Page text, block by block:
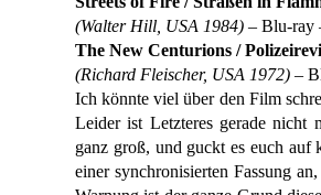
(Walter Hill, USA 1984) – Blu-ray
The New Centurions /
(Richard Fleischer, USA 1972) –
Ich könnte viel über den Film
Leider ist Letzteres gerade nicht
ganz groß, und guckt es euch auf
einer synchronisierten Fassung